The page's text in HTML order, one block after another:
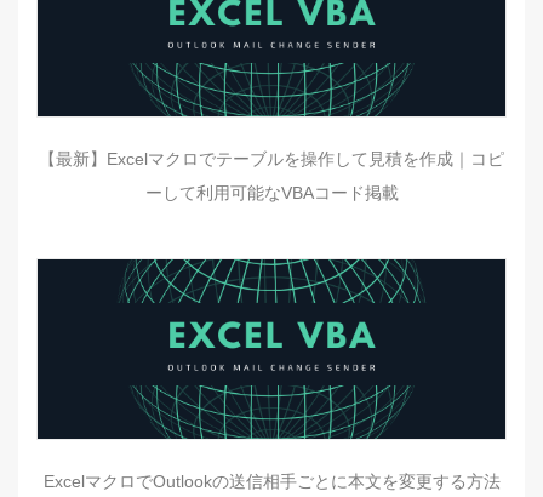
【最新】Excelマクロでテーブルを操作して見積を作成｜コピ
ーして利用可能なVBAコード掲載
ExcelマクロでOutlookの送信相手ごとに本文を変更する方法